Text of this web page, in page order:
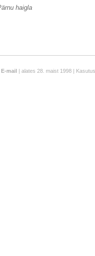
haigla
E-mail | alates 28. maist 1998 |